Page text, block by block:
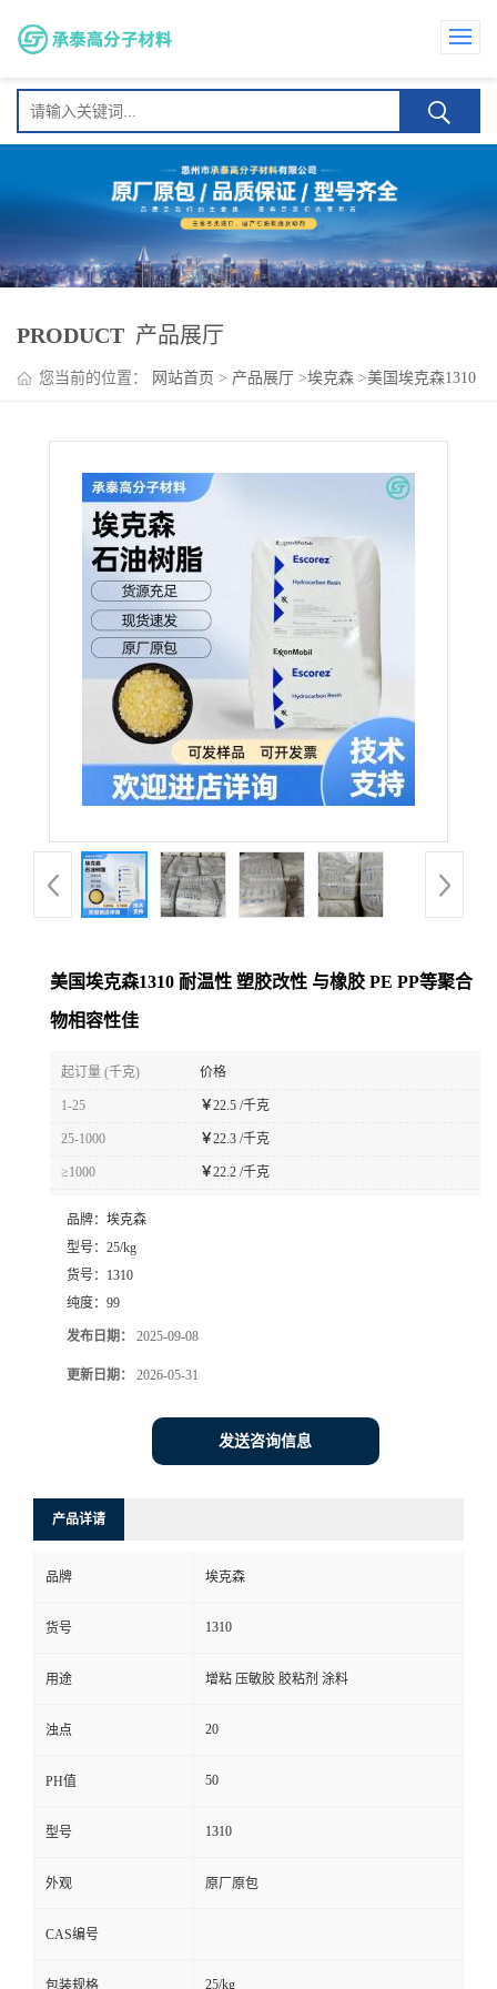
PRODUCT 产品展厅
您当前的位置： 网站首页 > 产品展厅 >埃克森 >美国埃克森1310
美国埃克森1310 耐温性 塑胶改性 与橡胶 PE PP等聚合
物相容性佳
起订量 (千克) 价格
1-25 ￥22.5 /千克
25-1000 ￥22.3 /千克
≥1000 ￥22.2 /千克
品牌： 埃克森
型号： 25/kg
货号： 1310
纯度： 99
发布日期： 2025-09-08
更新日期： 2026-05-31
发送咨询信息
产品详请
品牌 埃克森
货号 1310
用途 增粘 压敏胶 胶粘剂 涂料
浊点 20
PH值 50
型号 1310
外观 原厂原包
CAS编号
25/kg